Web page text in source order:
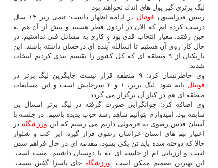
لیگ برتری گیر پول های اندك نخواهند بود.
رییس فدراسیون فوتبال
در ادامه اظهار داشت: تیمی زیر ۱۳ سال
درست كرده ایم كه الان در اردوی قطر هستند و پیش از آن هم به
چین رفتند. معیار انتخاب قدی بود و كاری به مسائل فنی نداشتیم. در
حال كار روی آن هستیم تا انشالله آینده ای درخشان داشته باشند. این
بازیكنان از ۹ منطقه ای كه كل كشور را تقسیم بندی كردیم انتخاب
شدند.
وی خاطرنشان كرد: ۹ منطقه قرار نیست جایگزین لیگ برتر در
فوتبال
پایه شود. لیگ برتر، ۱ و ۲ سرجایش است و این مسابقات
منطقه ای هم در كنار آن برگزار می گردد.
وی اضافه كرد: جوانگرایی صورت گرفته در لیگ برتر امسال بی
سابقه بود. امیدوارم بتوانیم شاهد رشد خوب پدیده باشیم. در جلسه با
آستان قدس رضوی به فرمولی داریم می رسیم كه این ورزشگاه در
اختیار تیم های استان خراسان رضوی قرار گیرد. این كت و شلوار
حالا كه دوخته شده باید تن یكی بشود. مقدمه ای در حال فراهم شدن
است و ارزیابی ام از جلسه ای كه با دوستان داشتیم، مثبت است.
این بهترین تصمیم ممكن است. ورزشگاه جای ناسزا گفتن نیست.